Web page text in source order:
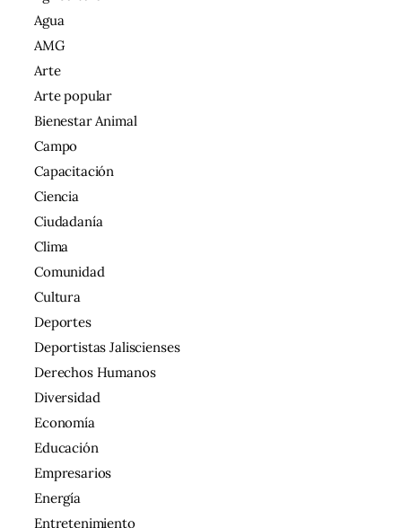
Agua
AMG
Arte
Arte popular
Bienestar Animal
Campo
Capacitación
Ciencia
Ciudadanía
Clima
Comunidad
Cultura
Deportes
Deportistas Jaliscienses
Derechos Humanos
Diversidad
Economía
Educación
Empresarios
Energía
Entretenimiento